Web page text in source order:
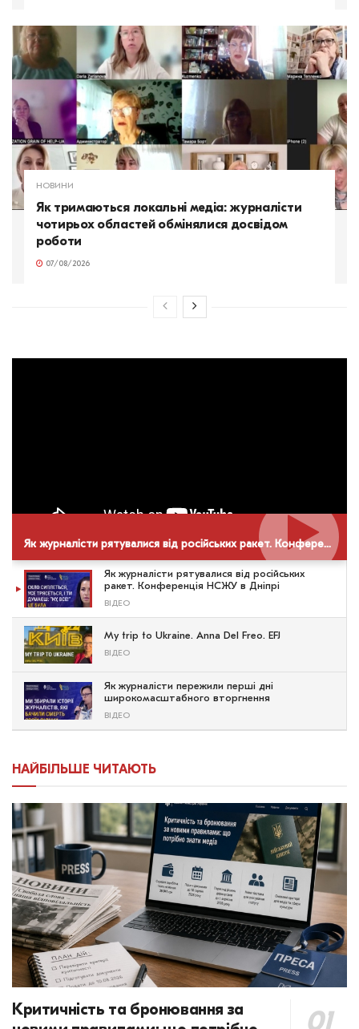
НОВИНИ
Як тримаються локальні медіа: журналісти
чотирьох областей обмінялися досвідом
роботи
07/08/2026
Як журналісти рятувалися від російських ракет. Конференція НСЖУ в Дніпрі
Як журналісти рятувалися від російських
ракет. Конференція НСЖУ в Дніпрі
ВІДЕО
My trip to Ukraine. Anna Del Freo. EFJ
ВІДЕО
Як журналісти пережили перші дні
широкомасштабного вторгнення
ВІДЕО
НАЙБІЛЬШЕ ЧИТАЮТЬ
Критичність та бронювання за